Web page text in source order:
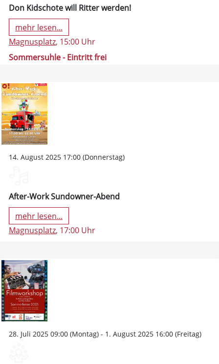
Don Kidschote will Ritter werden!
mehr lesen...
Magnusplatz, 15:00 Uhr
Sommersuhle - Eintritt frei
14. August 2025 17:00 (Donnerstag)
After-Work Sundowner-Abend
mehr lesen...
Magnusplatz, 17:00 Uhr
28. Juli 2025 09:00 (Montag) - 1. August 2025 16:00 (Freitag)